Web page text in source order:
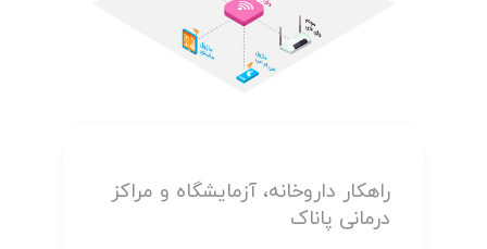
راهکار داروخانه، آزمایشگاه و مراکز
درمانی پاناک